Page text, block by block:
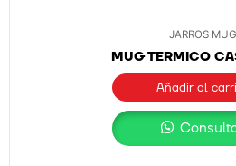
JARROS MUG
MUG TERMICO
Añadir al